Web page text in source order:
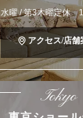
曜 / 第3木曜定休
アクセス/店舗
Tokyo